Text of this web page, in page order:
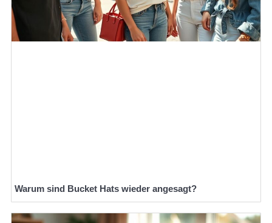
Warum sind Bucket Hats wieder angesagt?